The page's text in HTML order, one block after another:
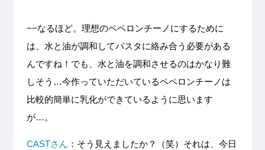
−−なるほど。理想のペペロンチーノにするために
は、水と油が調和してパスタに絡み合う必要がある
んですね！でも、水と油を調和させるのはかなり難
しそう…今作っていただいているペペロンチーノは
比較的簡単に乳化ができているように思います
が…。
CASTさん ：そう見えましたか？（笑）それは、今日